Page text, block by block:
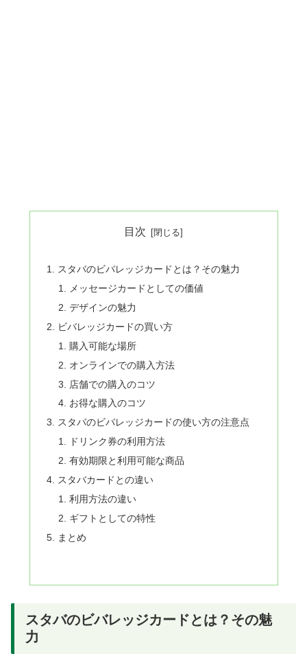
目次
スタバのビバレッジカードとは？その魅力
メッセージカードとしての価値
デザインの魅力
ビバレッジカードの買い方
購入可能な場所
オンラインでの購入方法
店舗での購入のコツ
お得な購入のコツ
スタバのビバレッジカードの使い方の注意点
ドリンク券の利用方法
有効期限と利用可能な商品
スタバカードとの違い
利用方法の違い
ギフトとしての特性
まとめ
スタバのビバレッジカードとは？その魅
力